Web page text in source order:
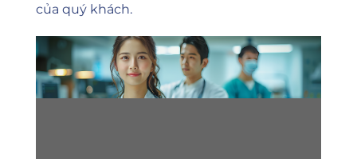
của quý khách.